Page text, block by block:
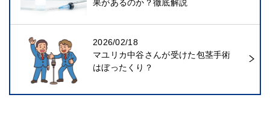
果があるのか？徹底解説
2026/02/18
マユリカ中谷さんが受けた包茎手術
はぼったくり？